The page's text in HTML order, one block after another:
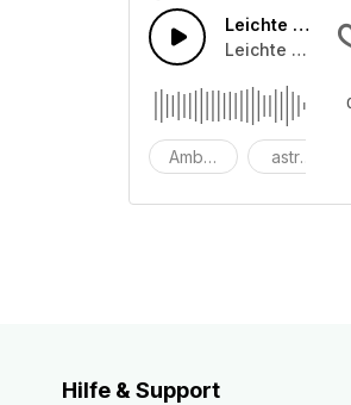
Leichte
Leichte
Ambiente astronomie
Hilfe & Support